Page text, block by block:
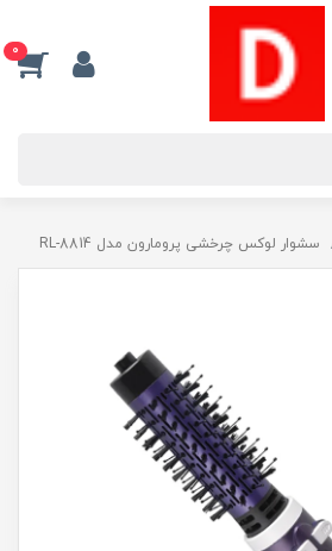
0
سشوار لوکس چرخشی پرومارون مدل RL-8814